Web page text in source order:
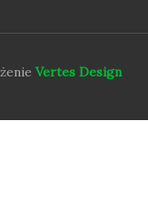
Vertes Design